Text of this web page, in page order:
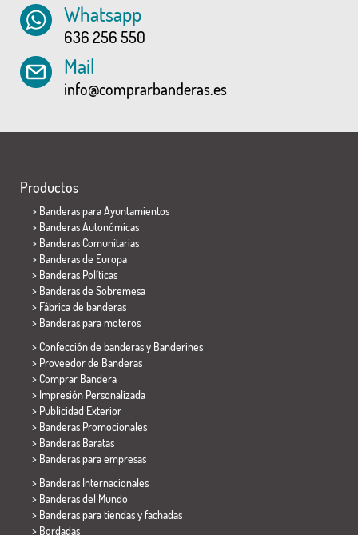
Whatsapp
636 256 550
Mail
info@comprarbanderas.es
Productos
> Banderas para Ayuntamientos
> Banderas Autonómicas
> Banderas Comunitarias
> Banderas de Europa
> Banderas Políticas
> Banderas de Sobremesa
> Fábrica de banderas
> Banderas para moteros
> Confección de banderas y Banderines
> Proveedor de Banderas
> Comprar Bandera
> Impresión Personalizada
> Publicidad Exterior
> Banderas Promocionales
> Banderas Baratas
> Banderas para empresas
> Banderas Internacionales
> Banderas del Mundo
> Banderas para tiendas y fachadas
> Bordadas